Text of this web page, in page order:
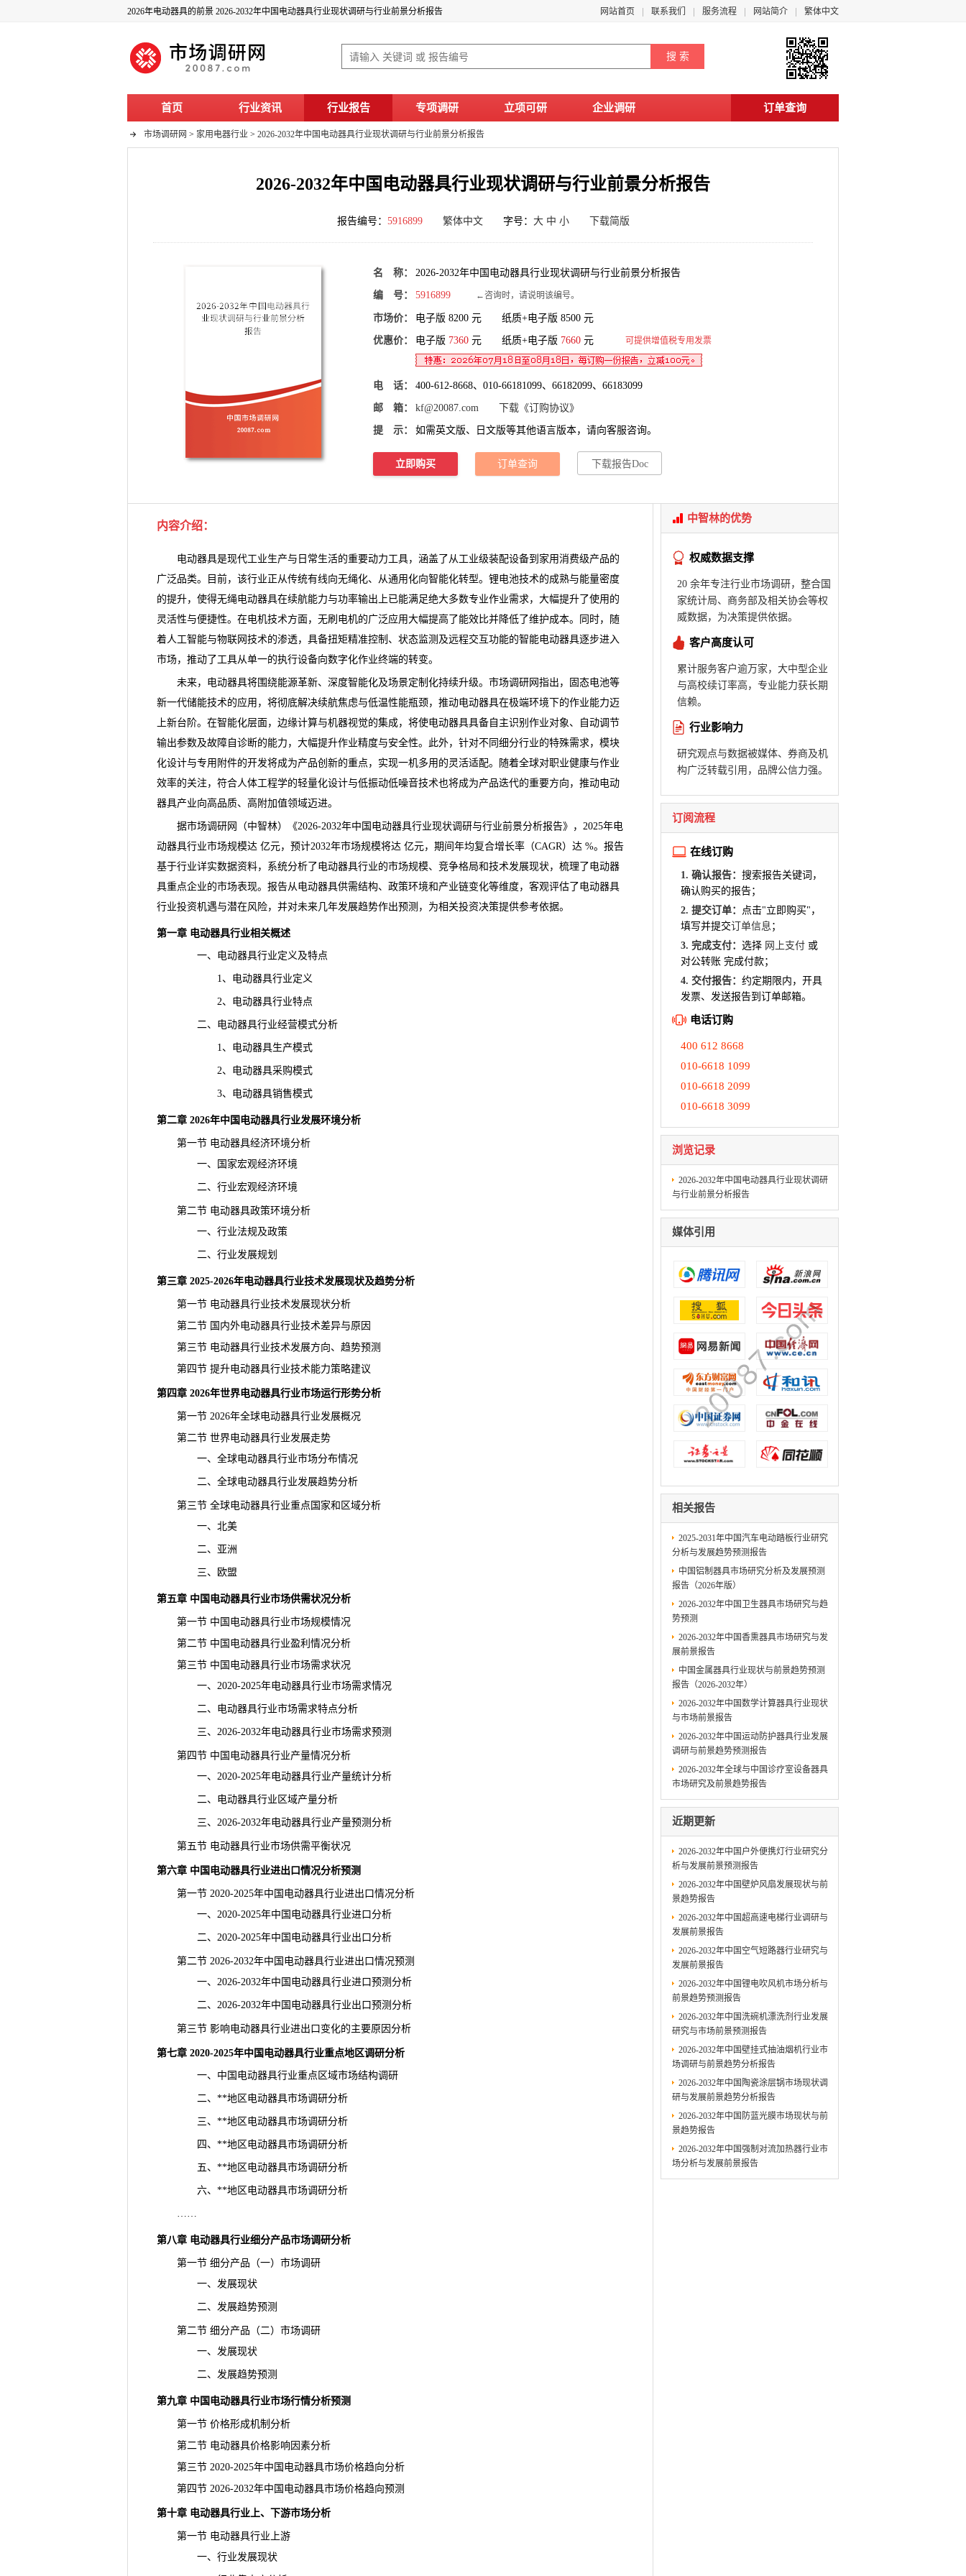
2026年电动器具的前景 2026-2032年中国电动器具行业现状调研与行业前景分析报告 网站首页 联系我们 服务流程 网站简介 繁体中文
首页 行业资讯 行业报告 专项调研 立项可研 企业调研 订单查询
市场调研网 > 家用电器行业 > 2026-2032年中国电动器具行业现状调研与行业前景分析报告
2026-2032年中国电动器具行业现状调研与行业前景分析报告
报告编号： 5916899 繁体中文字号： 大 中 小 下载简版
名 称： 2026-2032年中国电动器具行业现状调研与行业前景分析报告
编 号： 5916899 ←咨询时，请说明该编号。
市场价： 电子版 8200 元 纸质+电子版 8500 元
优惠价： 电子版 7360 元 纸质+电子版 7660 元 可提供增值税专用发票
电 话： 400-612-8668、010-66181099、66182099、66183099
邮 箱： kf@20087.com 下载《订购协议》
提 示： 如需英文版、日文版等其他语言版本，请向客服咨询。
立即购买 订单查询 下载报告Doc
内容介绍：
电动器具是现代工业生产与日常生活的重要动力工具，涵盖了从工业级装配设备到家用消费级产品的
广泛品类。目前，该行业正从传统有线向无绳化、从通用化向智能化转型。锂电池技术的成熟与能量密度
的提升，使得无绳电动器具在续航能力与功率输出上已能满足绝大多数专业作业需求，大幅提升了使用的
灵活性与便捷性。在电机技术方面，无刷电机的广泛应用大幅提高了能效比并降低了维护成本。同时，随
着人工智能与物联网技术的渗透，具备扭矩精准控制、状态监测及远程交互功能的智能电动器具逐步进入
市场，推动了工具从单一的执行设备向数字化作业终端的转变。
未来，电动器具将围绕能源革新、深度智能化及场景定制化持续升级。 市场调研网 指出，固态电池等
新一代储能技术的应用，将彻底解决续航焦虑与低温性能瓶颈，推动电动器具在极端环境下的作业能力迈
上新台阶。在智能化层面，边缘计算与机器视觉的集成，将使电动器具具备自主识别作业对象、自动调节
输出参数及故障自诊断的能力，大幅提升作业精度与安全性。此外，针对不同细分行业的特殊需求，模块
化设计与专用附件的开发将成为产品创新的重点，实现一机多用的灵活适配。随着全球对职业健康与作业
效率的关注，符合人体工程学的轻量化设计与低振动低噪音技术也将成为产品迭代的重要方向，推动电动
器具产业向高品质、高附加值领域迈进。
据市场调研网（中智林）《2026-2032年中国电动器具行业现状调研与行业前景分析报告》，2025年电
动器具行业市场规模达 亿元，预计2032年市场规模将达 亿元，期间年均复合增长率（CAGR）达 %。报告
基于行业详实数据资料，系统分析了电动器具行业的市场规模、竞争格局和技术发展现状，梳理了电动器
具重点企业的市场表现。报告从电动器具供需结构、政策环境和产业链变化等维度，客观评估了电动器具
行业投资机遇与潜在风险，并对未来几年发展趋势作出预测，为相关投资决策提供参考依据。
第一章 电动器具行业相关概述
一、电动器具行业定义及特点
1、电动器具行业定义
2、电动器具行业特点
二、电动器具行业经营模式分析
1、电动器具生产模式
2、电动器具采购模式
3、电动器具销售模式
第二章 2026年中国电动器具行业发展环境分析
第一节 电动器具经济环境分析
一、国家宏观经济环境
二、行业宏观经济环境
第二节 电动器具政策环境分析
一、行业法规及政策
二、行业发展规划
第三章 2025-2026年电动器具行业技术发展现状及趋势分析
第一节 电动器具行业技术发展现状分析
第二节 国内外电动器具行业技术差异与原因
第三节 电动器具行业技术发展方向、趋势预测
第四节 提升电动器具行业技术能力策略建议
第四章 2026年世界电动器具行业市场运行形势分析
第一节 2026年全球电动器具行业发展概况
第二节 世界电动器具行业发展走势
一、全球电动器具行业市场分布情况
二、全球电动器具行业发展趋势分析
第三节 全球电动器具行业重点国家和区域分析
一、北美
二、亚洲
三、欧盟
第五章 中国电动器具行业市场供需状况分析
第一节 中国电动器具行业市场规模情况
第二节 中国电动器具行业盈利情况分析
第三节 中国电动器具行业市场需求状况
一、2020-2025年电动器具行业市场需求情况
二、电动器具行业市场需求特点分析
三、2026-2032年电动器具行业市场需求预测
第四节 中国电动器具行业产量情况分析
一、2020-2025年电动器具行业产量统计分析
二、电动器具行业区域产量分析
三、2026-2032年电动器具行业产量预测分析
第五节 电动器具行业市场供需平衡状况
第六章 中国电动器具行业进出口情况分析预测
第一节 2020-2025年中国电动器具行业进出口情况分析
一、2020-2025年中国电动器具行业进口分析
二、2020-2025年中国电动器具行业出口分析
第二节 2026-2032年中国电动器具行业进出口情况预测
一、2026-2032年中国电动器具行业进口预测分析
二、2026-2032年中国电动器具行业出口预测分析
第三节 影响电动器具行业进出口变化的主要原因分析
第七章 2020-2025年中国电动器具行业重点地区调研分析
一、中国电动器具行业重点区域市场结构调研
二、**地区电动器具市场调研分析
三、**地区电动器具市场调研分析
四、**地区电动器具市场调研分析
五、**地区电动器具市场调研分析
六、**地区电动器具市场调研分析
……
第八章 电动器具行业细分产品市场调研分析
第一节 细分产品（一）市场调研
一、发展现状
二、发展趋势预测
第二节 细分产品（二）市场调研
一、发展现状
二、发展趋势预测
第九章 中国电动器具行业市场行情分析预测
第一节 价格形成机制分析
第二节 电动器具价格影响因素分析
第三节 2020-2025年中国电动器具市场价格趋向分析
第四节 2026-2032年中国电动器具市场价格趋向预测
第十章 电动器具行业上、下游市场分析
第一节 电动器具行业上游
一、行业发展现状
中智林的优势
权威数据支撑
20 余年专注行业市场调研，整合国
家统计局、商务部及相关协会等权
威数据，为决策提供依据。
客户高度认可
累计服务客户逾万家，大中型企业
与高校续订率高，专业能力获长期
信赖。
行业影响力
研究观点与数据被媒体、券商及机
构广泛转载引用，品牌公信力强。
订阅流程
在线订购
1. 确认报告： 搜索报告关键词，
确认购买的报告；
2. 提交订单： 点击"立即购买"，
填写并提交订单信息 ；
3. 完成支付： 选择 网上支付 或
对公转账 完成付款；
4. 交付报告： 约定期限内，开具
发票、发送报告到订单邮箱。
电话订购
400 612 8668
010-6618 1099
010-6618 2099
010-6618 3099
浏览记录
2026-2032年中国电动器具行业现状调研
与行业前景分析报告
媒体引用
相关报告
2025-2031年中国汽车电动踏板行业研究
分析与发展趋势预测报告
中国铝制器具市场研究分析及发展预测
报告（2026年版）
2026-2032年中国卫生器具市场研究与趋
势预测
2026-2032年中国香熏器具市场研究与发
展前景报告
中国金属器具行业现状与前景趋势预测
报告（2026-2032年）
2026-2032年中国数学计算器具行业现状
与市场前景报告
2026-2032年中国运动防护器具行业发展
调研与前景趋势预测报告
2026-2032年全球与中国诊疗室设备器具
市场研究及前景趋势报告
近期更新
2026-2032年中国户外便携灯行业研究分
析与发展前景预测报告
2026-2032年中国壁炉风扇发展现状与前
景趋势报告
2026-2032年中国超高速电梯行业调研与
发展前景报告
2026-2032年中国空气短路器行业研究与
发展前景报告
2026-2032年中国锂电吹风机市场分析与
前景趋势预测报告
2026-2032年中国洗碗机漂洗剂行业发展
研究与市场前景预测报告
2026-2032年中国壁挂式抽油烟机行业市
场调研与前景趋势分析报告
2026-2032年中国陶瓷涂层锅市场现状调
研与发展前景趋势分析报告
2026-2032年中国防蓝光膜市场现状与前
景趋势报告
2026-2032年中国强制对流加热器行业市
场分析与发展前景报告